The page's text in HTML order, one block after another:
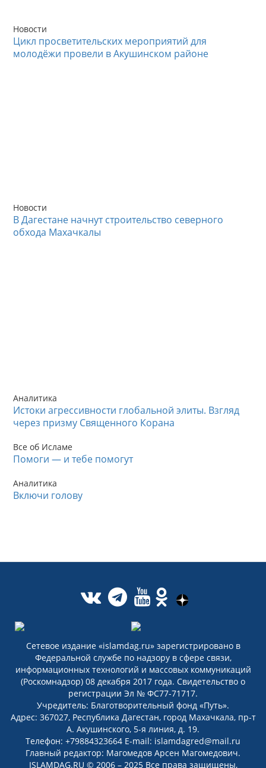
Новости
Цикл просветительских мероприятий для
молодёжи провели в Акушинском районе
Новости
В Дагестане начнут строительство северного
обхода Махачкалы
Аналитика
Истоки агрессивности глобальной элиты. Взгляд
через призму Священного Корана
Все об Исламе
Помоги — и тебе помогут
Аналитика
Включи голову
Сетевое издание «islamdag.ru» зарегистрировано в
Федеральной службе по надзору в сфере связи,
информационных технологий и массовых коммуникаций
(Роскомнадзор) 08 декабря 2017 года. Свидетельство о
регистрации Эл № ФС77-71717.
Учредитель: Благотворительный фонд «Путь».
Адрес: 367027, Республика Дагестан, город Махачкала, пр-т
А. Акушинского, 5-я линия, д. 19.
Телефон: +79884323664 E-mail: islamdagred@mail.ru
Главный редактор: Магомедов Арсен Магомедович.
ISLAMDAG.RU © 2006 – 2025 Все права защищены,